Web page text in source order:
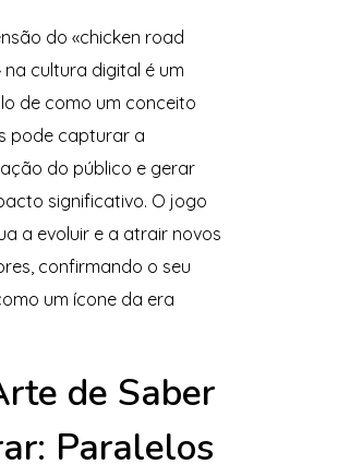
do «chicken road
na cultura digital é um
de como um conceito
pode capturar a
do público e gerar
significativo. O jogo
a evoluir e a atrair novos
confirmando o seu
um ícone da era
de Saber
Paralelos